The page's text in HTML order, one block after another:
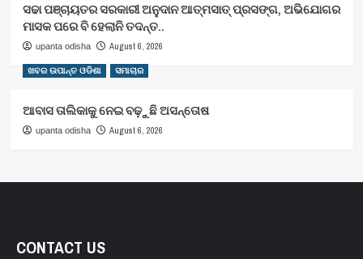
ସଢା ପଞ୍ଚାୟତର ସରକାରୀ ଅନୁଦାନ ଆତ୍ମସାତ୍ ପ୍ରସଙ୍ଗ, ଅଭିଯୋଗର
ମାସକ ପରେ ବି ହେଲାନି ତଦନ୍ତ..
upanta odisha August 6, 2026
ଖବର ଉପାନ୍ତ ଓଡିଶା ସମାଚାର
ଆବାସ ତାଲିକାକୁ ନେଇ ବଢ଼ୁଛି ଅସନ୍ତୋଷ
upanta odisha August 6, 2026
CONTACT US